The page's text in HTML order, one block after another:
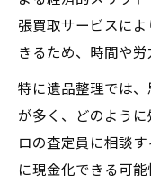
張買取サービスに
きるため、時間や労
特に遺品整理では
が多く、どのよう
ロの査定員に相談
に現金化できる可